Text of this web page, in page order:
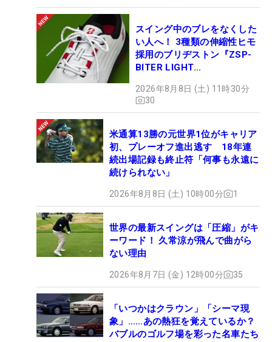
今大会で優勝すればQスクールの悔しさを一掃できた原英莉花だった
が…… （撮影：鈴木祥）
スイング中のブレをなくした
い人へ！ 3種類の伸縮性ヒモ
採用のブリヂストン『ZSP-
BITER LIGHT
ュー
2026年8月8日 (土) 11時30分
30
米通算13勝の元世界1位がキャリア
初、プレーオフ進出逃す 18年連
続出場記録も終止符「何事も永遠に
続けられない」
2026年8月8日 (土) 10時00分 1
世界の最新スイングは「圧縮」がキ
ーワード！ 久常涼が飛んで曲がら
ない理由
2026年8月7日 (金) 12時00分 35
「いつかはクラウン」「シーマ現
象」……あの熱狂を覚えているか？
バブルのゴルフ場を彩った名車たち